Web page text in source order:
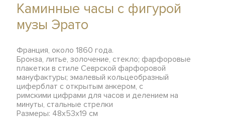
Каминные часы с фигурой
музы Эрато
Франция, около 1860 года.
Бронза, литье, золочение, стекло; фарфоровые
плакетки в стиле Севрской фарфоровой
мануфактуры; эмалевый кольцеобразный
циферблат с открытым анкером, с
римскими цифрами для часов и делением на
минуты, стальные стрелки
Размеры: 48х53х19 см